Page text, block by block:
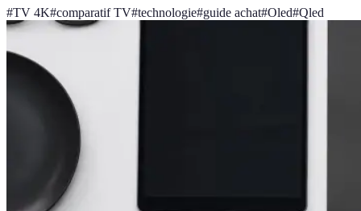
#TV 4K#comparatif TV#technologie#guide achat#Oled#Qled